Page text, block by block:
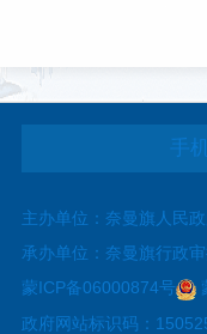
手
主办单位：奈曼旗人民
承办单位：奈曼旗行政
蒙ICP备06000874号
政府网站标识码：